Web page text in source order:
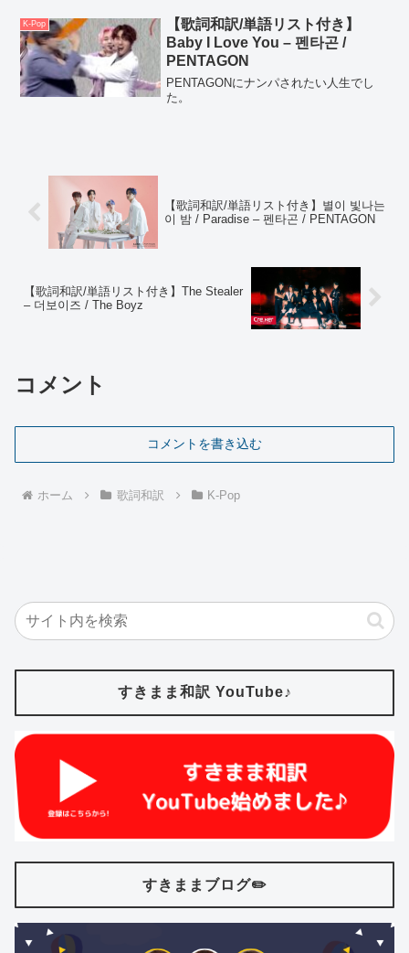
K-Pop
【歌詞和訳/単語リスト付き】
Baby I Love You – 펜타곤 /
PENTAGON
PENTAGONにナンパされたい人生でし
た。
【歌詞和訳/単語リスト付き】별이 빛나는
이 밤 / Paradise – 펜타곤 / PENTAGON
【歌詞和訳/単語リスト付き】The Stealer
– 더보이즈 / The Boyz
コメント
コメントを書き込む
ホーム 歌詞和訳 K-Pop
すきまま和訳 YouTube♪
すきままブログ✏️